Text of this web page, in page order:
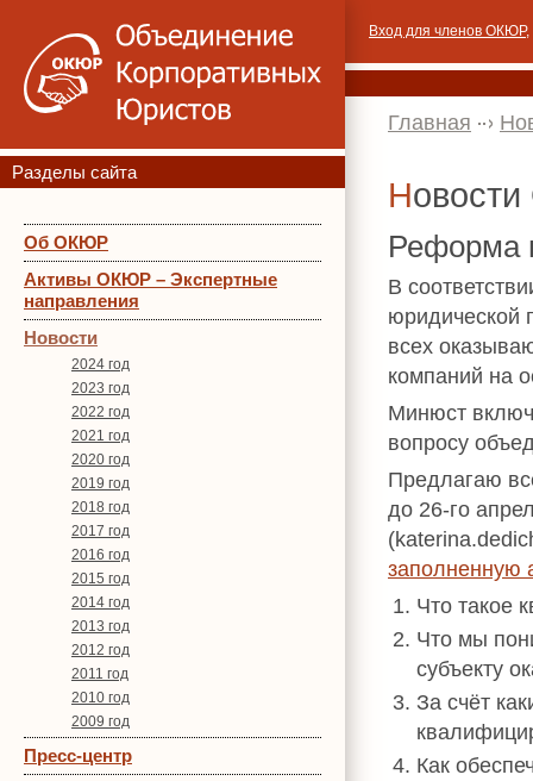
Разделы сайта
Об ОКЮР
Активы ОКЮР – Экспертные
направления
Новости
2024 год
2023 год
2022 год
2021 год
2020 год
2019 год
2018 год
2017 год
2016 год
2015 год
2014 год
2013 год
2012 год
2011 год
2010 год
2009 год
Пресс-центр
Вход для членов ОКЮР,
Главная
Реформа
В
юридической
всех
компаний на
Минюст
вопросу
Предлагаю
до 26-го
заполненную
Что такое
Что мы
субъекту
За счёт
Как